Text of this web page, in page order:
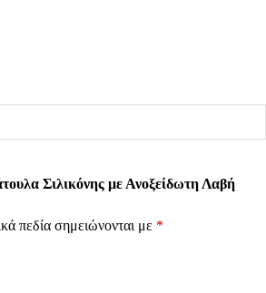
Σιλικόνης με Ανοξείδωτη Λαβή
πεδία σημειώνονται με *